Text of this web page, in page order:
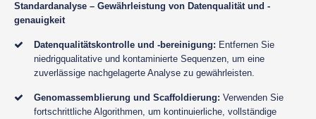
Standardanalyse – Gewährleistung von Datenqualität und -
genauigkeit
Datenqualitätskontrolle und -bereinigung: Entfernen Sie
niedrigqualitative und kontaminierte Sequenzen, um eine
zuverlässige nachgelagerte Analyse zu gewährleisten.
Genomassemblierung und Scaffoldierung: Verwenden Sie
fortschrittliche Algorithmen, um kontinuierliche, vollständige